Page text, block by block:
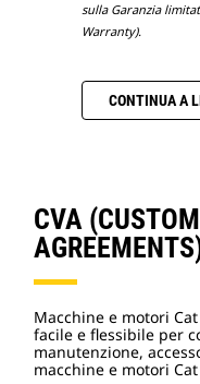
sulla Garanzia
Warranty).
CONTINUA A
CVA
Macchine e motori
facile e flessibile per
manutenzione,
macchine e motori